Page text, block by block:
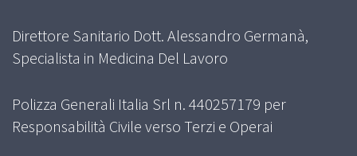
Direttore Sanitario Dott. Alessandro Germanà,
Specialista in Medicina Del Lavoro
Polizza Generali Italia Srl n. 440257179 per
Responsabilità Civile verso Terzi e Operai